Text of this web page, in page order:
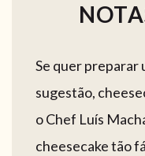
Se quer preparar
sugestão,
o Chef Luís
cheesecake tão